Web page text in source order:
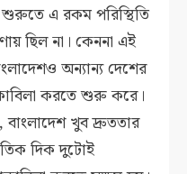
এ রকম পরিস্থিতি
ছিল না। কেননা এই
অন্যান্য দেশের
করতে শুরু করে।
খুব দ্রুততার
দিক দুটোই